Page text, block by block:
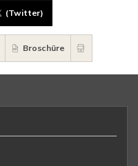
(Twitter)
Broschüre